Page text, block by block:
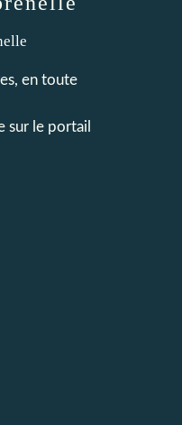
en toute
sur le portail